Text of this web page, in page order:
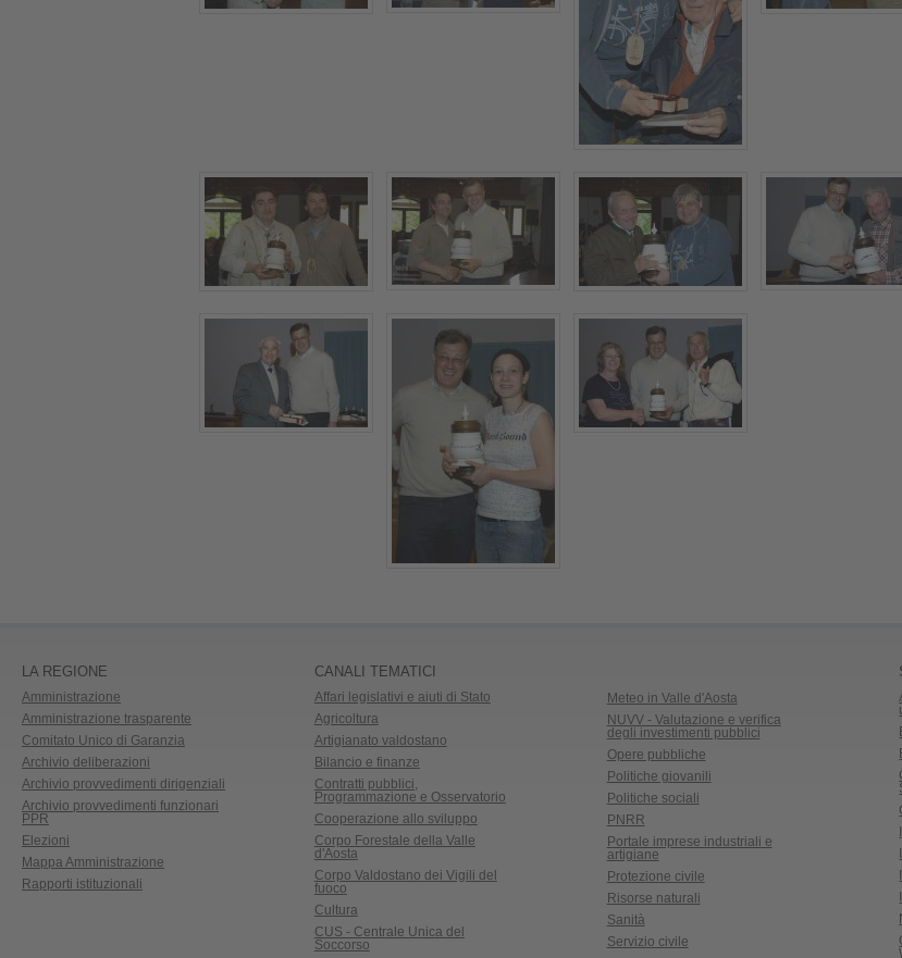
LA REGIONE
Amministrazione
Amministrazione trasparente
Comitato Unico di Garanzia
Archivio deliberazioni
Archivio provvedimenti dirigenziali
Archivio provvedimenti funzionari
PPR
Elezioni
Mappa Amministrazione
Rapporti istituzionali
CANALI TEMATICI
Affari legislativi e aiuti di Stato
Agricoltura
Artigianato valdostano
Bilancio e finanze
Contratti pubblici,
Programmazione e Osservatorio
Cooperazione allo sviluppo
Corpo Forestale della Valle
d'Aosta
Corpo Valdostano dei Vigili del
fuoco
Cultura
CUS - Centrale Unica del
Soccorso
Meteo in Valle d'Aosta
NUVV - Valutazione e verifica
degli investimenti pubblici
Opere pubbliche
Politiche giovanili
Politiche sociali
PNRR
Portale imprese industriali e
artigiane
Protezione civile
Risorse naturali
Sanità
Servizio civile